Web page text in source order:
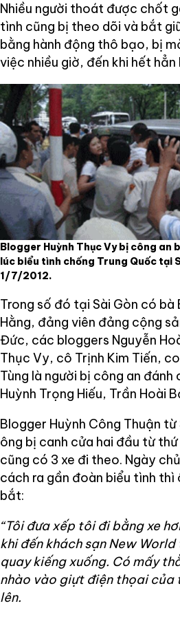
Nhiều người thoát được chốt
tình cũng bị theo dõi và bắt
bằng hành động thô bạo, bị
việc nhiều giờ, đến khi hết hẳn
Blogger Huỳnh Thục Vy bị công an
lúc biểu tình chống Trung Quốc tại
1/7/2012.
Trong số đó tại Sài Gòn có bà
Hằng, đảng viên đảng cộng
Đức, các bloggers Nguyễn
Thục Vy, cô Trịnh Kim Tiến,
Tùng là người bị công an
Huỳnh Trọng Hiếu, Trần Hoài
Blogger Huỳnh Công Thuận
ông bị canh cửa hai đầu từ
cũng có 3 xe đi theo. Ngày
cách ra gần đoàn biểu tình thì
bắt:
“Tôi đưa xếp tôi đi bằng xe
khi đến khách sạn New
quay kiếng xuống. Có mấy
nhào vào giựt điện thọai của
lên.